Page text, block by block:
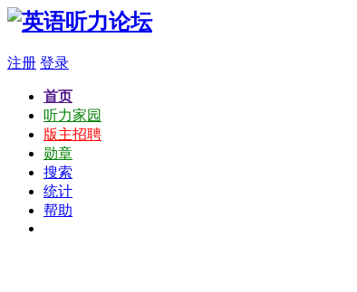
注册 登录
首页
听力家园
版主招聘
勋章
搜索
统计
帮助